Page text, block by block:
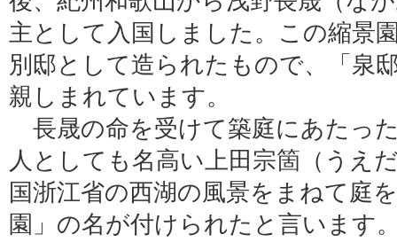
主として入国しました。この縮景
別邸として造られたもので、「泉
親しまれています。
長晟の命を受けて築庭にあたっ
人としても名高い上田宗箇（うえ
国浙江省の西湖の風景をまねて庭
園」の名が付けられたと言います